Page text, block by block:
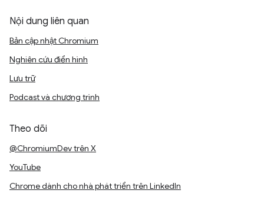
Nội dung liên quan
Bản cập nhật Chromium
Nghiên cứu điển hình
Lưu trữ
Podcast và chương trình
Theo dõi
@ChromiumDev trên X
YouTube
Chrome dành cho nhà phát triển trên LinkedIn